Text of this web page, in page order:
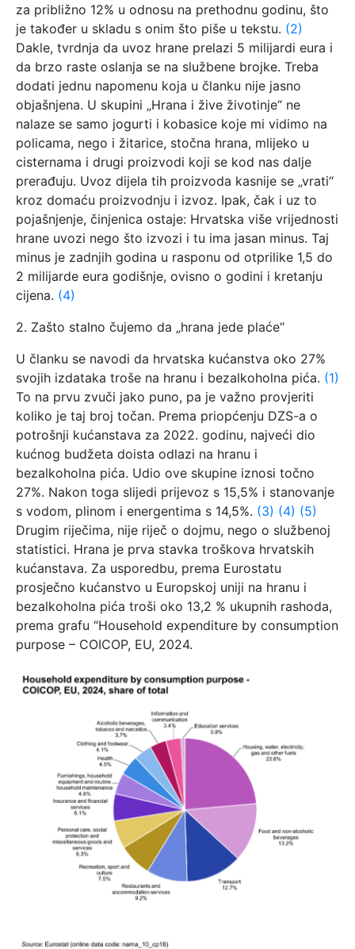
za približno 12% u odnosu na prethodnu godinu, što
je također u skladu s onim što piše u tekstu. (2)
Dakle, tvrdnja da uvoz hrane prelazi 5 milijardi eura i
da brzo raste oslanja se na službene brojke. Treba
dodati jednu napomenu koja u članku nije jasno
objašnjena. U skupini „Hrana i žive životinje“ ne
nalaze se samo jogurti i kobasice koje mi vidimo na
policama, nego i žitarice, stočna hrana, mlijeko u
cisternama i drugi proizvodi koji se kod nas dalje
prerađuju. Uvoz dijela tih proizvoda kasnije se „vrati“
kroz domaću proizvodnju i izvoz. Ipak, čak i uz to
pojašnjenje, činjenica ostaje: Hrvatska više vrijednosti
hrane uvozi nego što izvozi i tu ima jasan minus. Taj
minus je zadnjih godina u rasponu od otprilike 1,5 do
2 milijarde eura godišnje, ovisno o godini i kretanju
cijena. (4)
2. Zašto stalno čujemo da „hrana jede plaće“
U članku se navodi da hrvatska kućanstva oko 27%
svojih izdataka troše na hranu i bezalkoholna pića. (1)
To na prvu zvuči jako puno, pa je važno provjeriti
koliko je taj broj točan. Prema priopćenju DZS-a o
potrošnji kućanstava za 2022. godinu, najveći dio
kućnog budžeta doista odlazi na hranu i
bezalkoholna pića. Udio ove skupine iznosi točno
27%. Nakon toga slijedi prijevoz s 15,5% i stanovanje
s vodom, plinom i energentima s 14,5%. (3) (4) (5)
Drugim riječima, nije riječ o dojmu, nego o službenoj
statistici. Hrana je prva stavka troškova hrvatskih
kućanstava. Za usporedbu, prema Eurostatu
prosječno kućanstvo u Europskoj uniji na hranu i
bezalkoholna pića troši oko 13,2 % ukupnih rashoda,
prema grafu “Household expenditure by consumption
purpose – COICOP, EU, 2024.